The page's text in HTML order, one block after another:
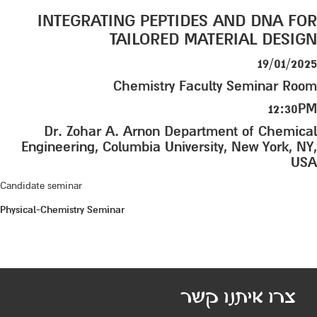
INTEGRATING PEPTIDES AND DNA FOR
TAILORED MATERIAL DESIGN
19/01/2025
Chemistry Faculty Seminar Room
12:30PM
Dr. Zohar A. Arnon Department of Chemical
Engineering, Columbia University, New York, NY,
USA
Candidate seminar
Physical-Chemistry Seminar
צרו איתנו קשר